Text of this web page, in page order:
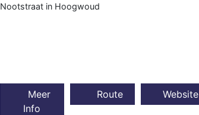
Nootstraat in Hoogwoud
Meer
Info
Route Website